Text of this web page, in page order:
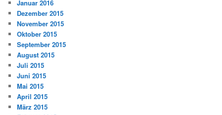
Januar 2016
Dezember 2015
November 2015
Oktober 2015
September 2015
August 2015
Juli 2015
Juni 2015
Mai 2015
April 2015
März 2015